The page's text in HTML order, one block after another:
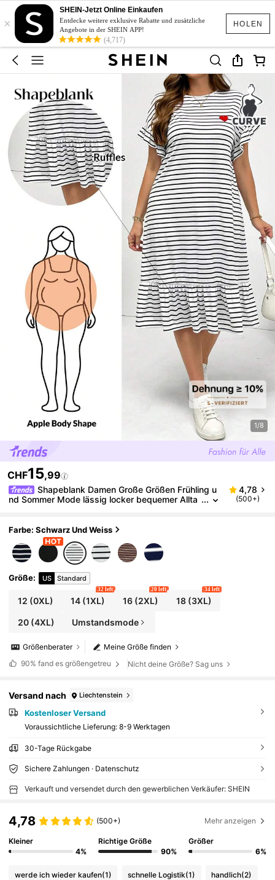
HOLEN
×
SHEIN-Jetzt Online Einkaufen
Entdecke weitere exklusive Rabatte und zusätzliche
Angebote in der SHEIN APP!
(4,717)
1/8
CHF15,99
Shapeblank Damen Große Größen Frühling u
nd Sommer Mode lässig locker bequemer Allta
r Sommer, Mutter-Tochter Kleidung, Kirchenkleid, Fl
ughafen Outfit für Damen, einfacher Stil
4,78
(500+)
Farbe: Schwarz Und Weiss
Größe: US Standard
12 (0XL) 14 (1XL)
32 left
16(2XL)
20 left
18(3XL)
34 left
20(4XL) Umstandsmode
Meine Größe finden
Größenberater
90% fand es größengetreu Nicht deine Größe? Sag uns
Versand nach Liechtenstein
Kostenloser Versand
Voraussichtliche Lieferung: 8-9 Werktagen
30-Tage Rückgabe
Sichere Zahlungen · Datenschutz
Verkauft und versendet durch den gewerblichen Verkäufer: SHEIN
4,78 (500+) Mehr anzeigen
Kleiner
4%
Richtige Größe
90%
Größer
6%
werde ich wieder kaufen(1) schnelle Logistik(1) handlich(2)